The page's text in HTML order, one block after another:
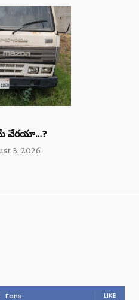
వేరయా…?
3, 2026
Fans LIKE